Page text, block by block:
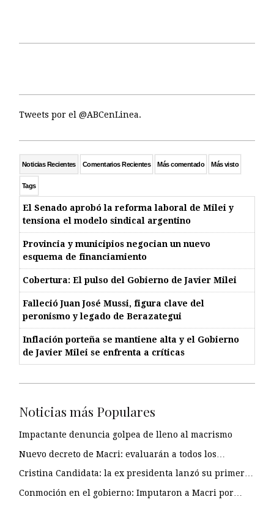
Tweets por el @ABCenLinea.
Noticias Recientes Comentarios Recientes Más comentado Más visto
Tags
El Senado aprobó la reforma laboral de Milei y
tensiona el modelo sindical argentino
Provincia y municipios negocian un nuevo
esquema de financiamiento
Cobertura: El pulso del Gobierno de Javier Milei
Falleció Juan José Mussi, figura clave del
peronismo y legado de Berazategui
Inflación porteña se mantiene alta y el Gobierno
de Javier Milei se enfrenta a críticas
Noticias más Populares
Impactante denuncia golpea de lleno al macrismo
Nuevo decreto de Macri: evaluarán a todos los…
Cristina Candidata: la ex presidenta lanzó su primer…
Conmoción en el gobierno: Imputaron a Macri por…